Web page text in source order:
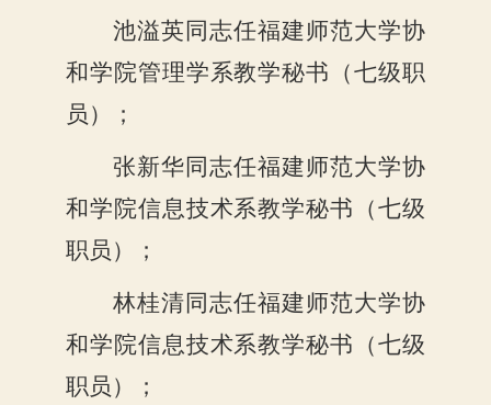
池溢英同志任福建师范大学协
和学院管理学系教学秘书（七级职
员）；
张新华同志任福建师范大学协
和学院信息技术系教学秘书（七级
职员）；
林桂清同志任福建师范大学协
和学院信息技术系教学秘书（七级
职员）；